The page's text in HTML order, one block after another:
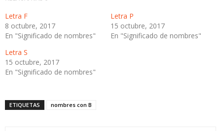
en
ventana
nueva)
en
nueva)
Letra F
8 octubre, 2017
En "Significado de nombres"
Letra P
15 octubre, 2017
En "Significado de nombres"
Letra S
15 octubre, 2017
En "Significado de nombres"
ETIQUETAS nombres con B